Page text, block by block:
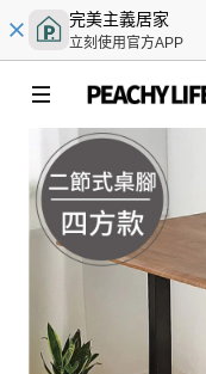
完美主義居家
立刻使用官方APP